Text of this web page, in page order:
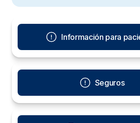
Información para
Seguros